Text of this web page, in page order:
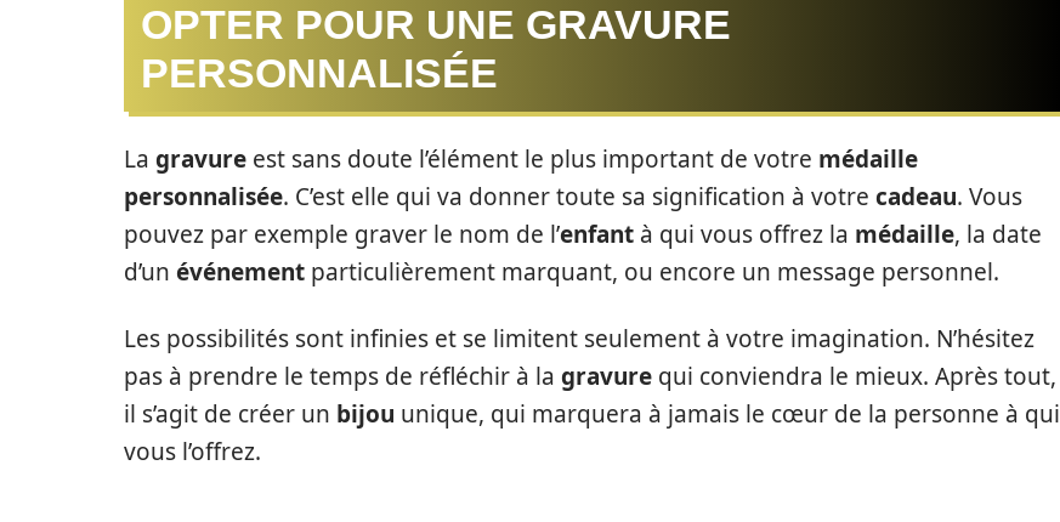
OPTER POUR UNE GRAVURE
PERSONNALISÉE
La gravure est sans doute l’élément le plus important de votre médaille
personnalisée. C’est elle qui va donner toute sa signification à votre cadeau. Vous
pouvez par exemple graver le nom de l’enfant à qui vous offrez la médaille, la date
d’un événement particulièrement marquant, ou encore un message personnel.
Les possibilités sont infinies et se limitent seulement à votre imagination. N’hésitez
pas à prendre le temps de réfléchir à la gravure qui conviendra le mieux. Après tout,
il s’agit de créer un bijou unique, qui marquera à jamais le cœur de la personne à qui
vous l’offrez.